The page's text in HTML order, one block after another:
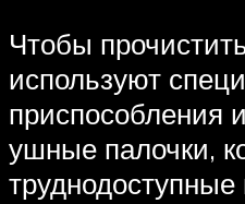
Чтобы
используют
приспособления
ушные палочки,
труднодоступные